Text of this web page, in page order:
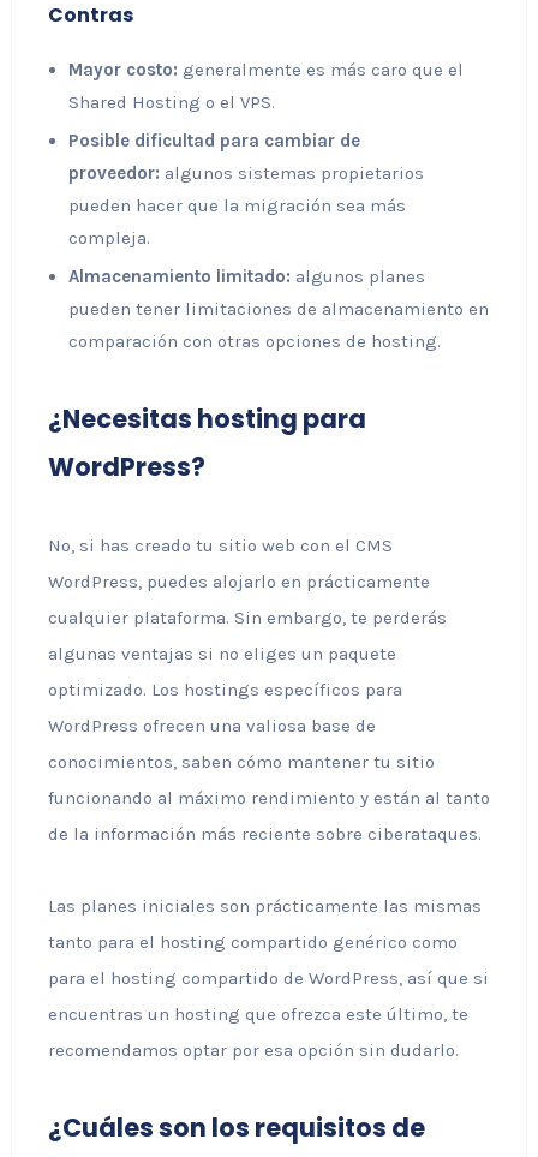
Contras
Mayor costo: generalmente es más caro que el
Shared Hosting o el VPS.
Posible dificultad para cambiar de
proveedor: algunos sistemas propietarios
pueden hacer que la migración sea más
compleja.
Almacenamiento limitado: algunos planes
pueden tener limitaciones de almacenamiento en
comparación con otras opciones de hosting.
¿Necesitas hosting para
WordPress?
No, si has creado tu sitio web con el CMS
WordPress, puedes alojarlo en prácticamente
cualquier plataforma. Sin embargo, te perderás
algunas ventajas si no eliges un paquete
optimizado. Los hostings específicos para
WordPress ofrecen una valiosa base de
conocimientos, saben cómo mantener tu sitio
funcionando al máximo rendimiento y están al tanto
de la información más reciente sobre ciberataques.
Las planes iniciales son prácticamente las mismas
tanto para el hosting compartido genérico como
para el hosting compartido de WordPress, así que si
encuentras un hosting que ofrezca este último, te
recomendamos optar por esa opción sin dudarlo.
¿Cuáles son los requisitos de